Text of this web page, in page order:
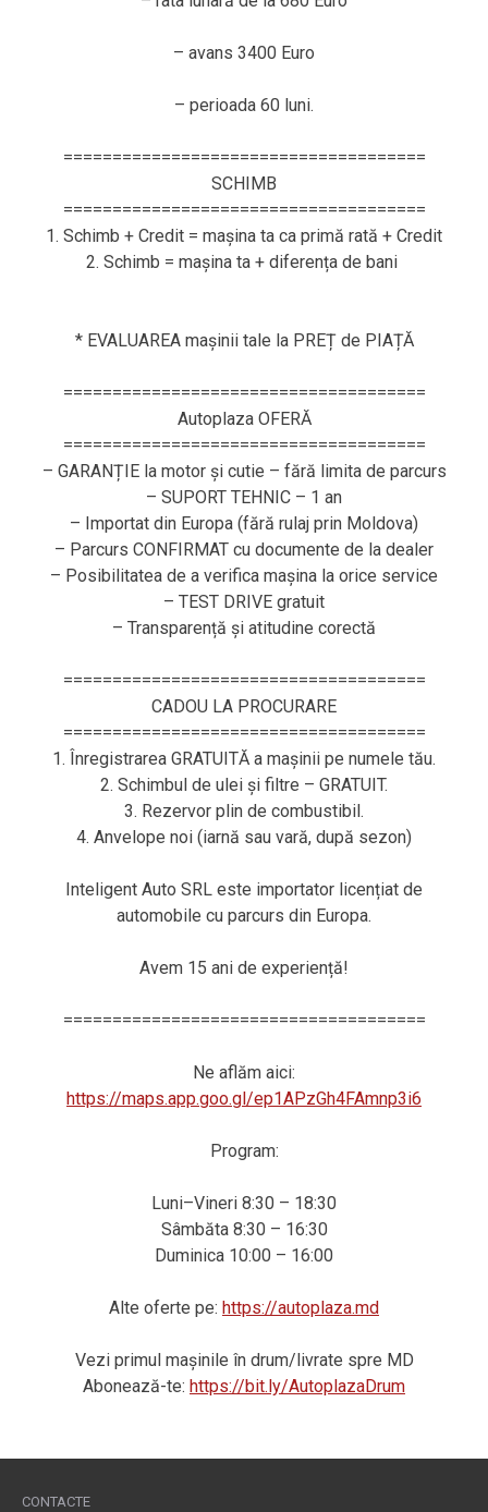
– avans 3400 Euro
– perioada 60 luni.
=====================================
SCHIMB
=====================================
1. Schimb + Credit = mașina ta ca primă rată + Credit
2. Schimb = mașina ta + diferența de bani
* EVALUAREA mașinii tale la PREȚ de PIAȚĂ
=====================================
Autoplaza OFERĂ
=====================================
– GARANȚIE la motor și cutie – fără limita de parcurs
– SUPORT TEHNIC – 1 an
– Importat din Europa (fără rulaj prin Moldova)
– Parcurs CONFIRMAT cu documente de la dealer
– Posibilitatea de a verifica mașina la orice service
– TEST DRIVE gratuit
– Transparență și atitudine corectă
=====================================
CADOU LA PROCURARE
=====================================
1. Înregistrarea GRATUITĂ a mașinii pe numele tău.
2. Schimbul de ulei și filtre – GRATUIT.
3. Rezervor plin de combustibil.
4. Anvelope noi (iarnă sau vară, după sezon)
Inteligent Auto SRL este importator licențiat de
automobile cu parcurs din Europa.
Avem 15 ani de experiență!
=====================================
Ne aflăm aici:
https://maps.app.goo.gl/ep1APzGh4FAmnp3i6
Program:
Luni–Vineri 8:30 – 18:30
Sâmbăta 8:30 – 16:30
Duminica 10:00 – 16:00
Alte oferte pe: https://autoplaza.md
Vezi primul mașinile în drum/livrate spre MD
Abonează-te: https://bit.ly/AutoplazaDrum
CONTACTE